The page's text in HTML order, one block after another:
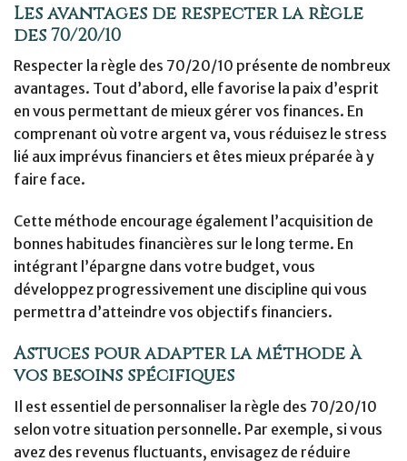
Les avantages de respecter la règle
des 70/20/10
Respecter la règle des 70/20/10 présente de nombreux
avantages. Tout d’abord, elle favorise la paix d’esprit
en vous permettant de mieux gérer vos finances. En
comprenant où votre argent va, vous réduisez le stress
lié aux imprévus financiers et êtes mieux préparée à y
faire face.
Cette méthode encourage également l’acquisition de
bonnes habitudes financières sur le long terme. En
intégrant l’épargne dans votre budget, vous
développez progressivement une discipline qui vous
permettra d’atteindre vos objectifs financiers.
Astuces pour adapter la méthode à
vos besoins spécifiques
Il est essentiel de personnaliser la règle des 70/20/10
selon votre situation personnelle. Par exemple, si vous
avez des revenus fluctuants, envisagez de réduire